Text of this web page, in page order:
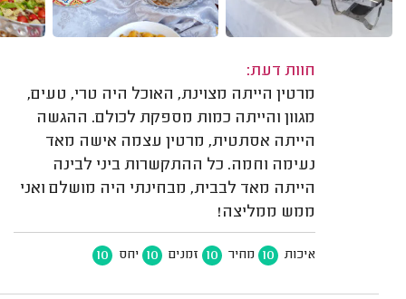
חוות דעת:
מרטין הייתה מצוינת, האוכל היה טרי, טעים,
מגוון והייתה כמות מספקת לכולם. ההגשה
הייתה אסתטית, מרטין עצמה אישה מאד
נעימה וחמה. כל ההתקשרות ביני לבינה
הייתה מאד לבבית, מבחינתי היה מושלם ואני
ממש ממליצה!
איכות 10 מחיר 10 זמנים 10 יחס 10